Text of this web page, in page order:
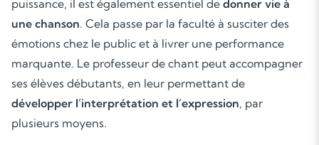
puissance, il est également essentiel de donner vie à
une chanson. Cela passe par la faculté à susciter des
émotions chez le public et à livrer une performance
marquante. Le professeur de chant peut accompagner
ses élèves débutants, en leur permettant de
développer l’interprétation et l’expression, par
plusieurs moyens.